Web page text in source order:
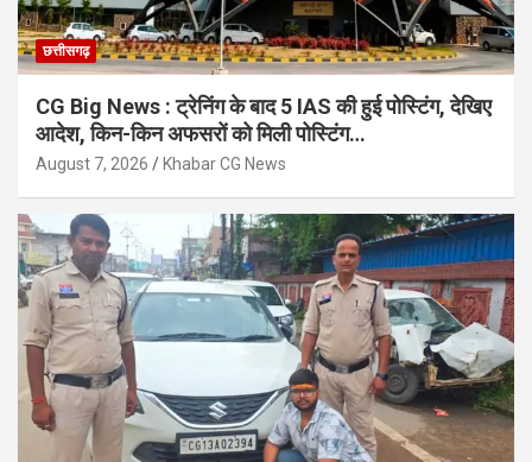
छत्तीसगढ़
CG Big News : ट्रेनिंग के बाद 5 IAS की हुई पोस्टिंग, देखिए
आदेश, किन-किन अफसरों को मिली पोस्टिंग…
August 7, 2026 Khabar CG News